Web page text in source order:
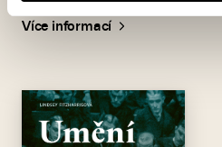
Více informací